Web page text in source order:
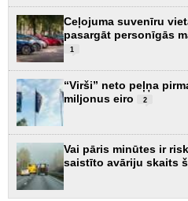
Ceļojuma suvenīru
pasargāt personīgās
1
“Virši” neto peļņa
miljonus eiro
2
Vai pāris minūtes ir
saistīto avāriju skaits